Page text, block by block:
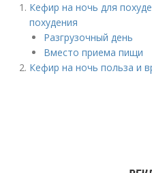
Кефир на ночь для
похудения
Разгрузочный день
Вместо приема пищи
Кефир на ночь польза и